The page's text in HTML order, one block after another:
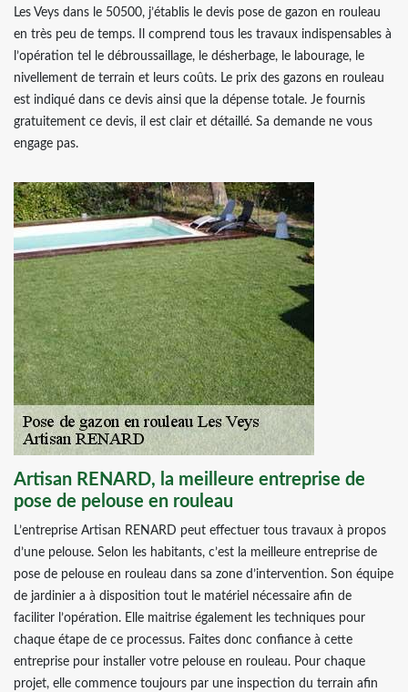
Les Veys dans le 50500, j’établis le devis pose de gazon en rouleau
en très peu de temps. Il comprend tous les travaux indispensables à
l’opération tel le débroussaillage, le désherbage, le labourage, le
nivellement de terrain et leurs coûts. Le prix des gazons en rouleau
est indiqué dans ce devis ainsi que la dépense totale. Je fournis
gratuitement ce devis, il est clair et détaillé. Sa demande ne vous
engage pas.
Artisan RENARD, la meilleure entreprise de
pose de pelouse en rouleau
L’entreprise Artisan RENARD peut effectuer tous travaux à propos
d’une pelouse. Selon les habitants, c’est la meilleure entreprise de
pose de pelouse en rouleau dans sa zone d’intervention. Son équipe
de jardinier a à disposition tout le matériel nécessaire afin de
faciliter l’opération. Elle maitrise également les techniques pour
chaque étape de ce processus. Faites donc confiance à cette
entreprise pour installer votre pelouse en rouleau. Pour chaque
projet, elle commence toujours par une inspection du terrain afin